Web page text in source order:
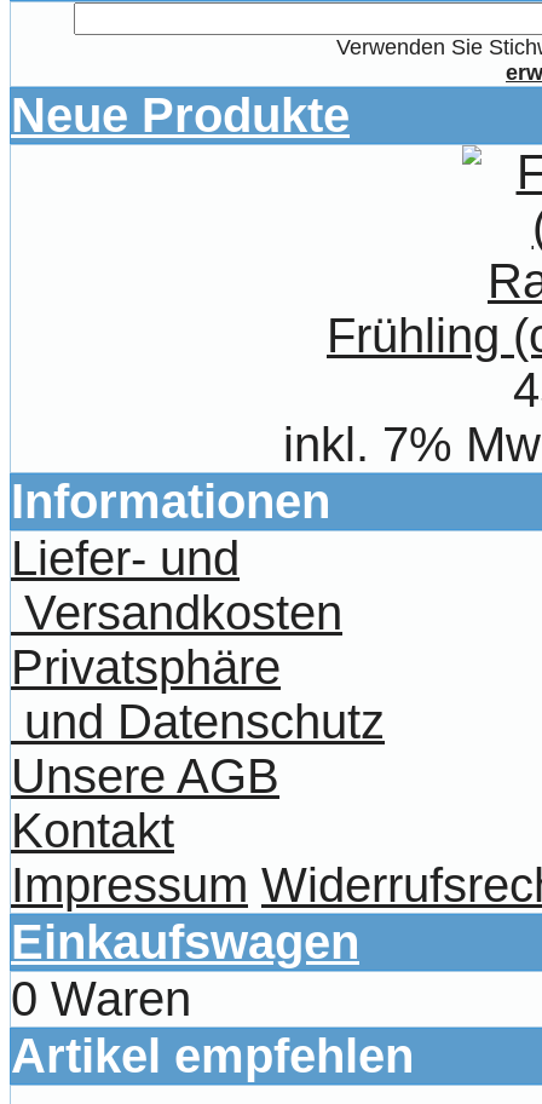
Verwenden Sie
Neue Produkte
Frühling
inkl. 7%
Informationen
Liefer- und
Versandkosten
Privatsphäre
und Datenschutz
Unsere AGB
Kontakt
Impressum
Einkaufswagen
0 Waren
Artikel empfehlen